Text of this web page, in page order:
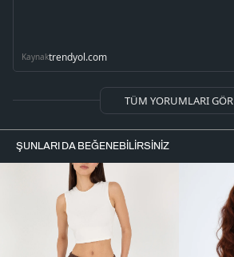
Kaynaktrendyol.com
TÜM YORUMLARI GÖR
ŞUNLARI DA BEĞENEBILIRSINIZ